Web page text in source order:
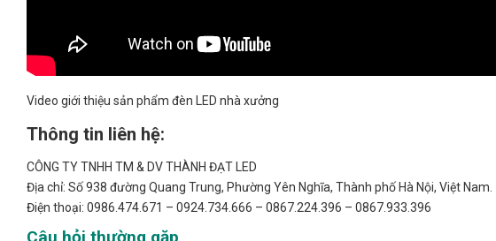
Video giới thiệu sản phẩm đèn LED nhà xưởng
Thông tin liên hệ:
CÔNG TY TNHH TM & DV THÀNH ĐẠT LED
Địa chỉ: Số 938 đường Quang Trung, Phường Yên Nghĩa, Thành phố Hà Nội, Việt Nam.
Điện thoại: 0986.474.671 – 0924.734.666 – 0867.224.396 – 0867.933.396
Câu hỏi thường gặp